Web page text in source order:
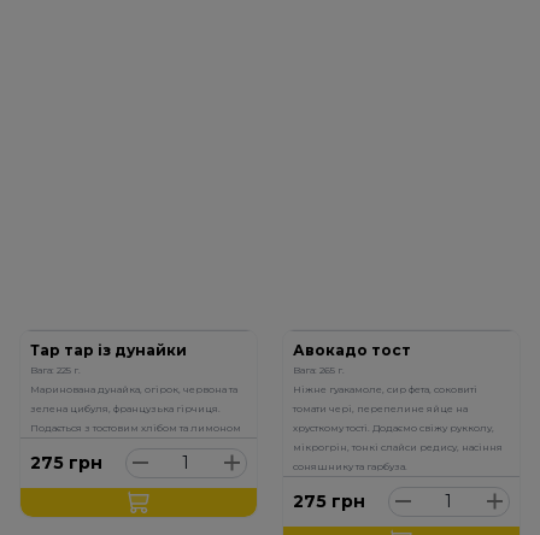
Тар тар із дунайки
Вага: 225 г.
Маринована дунайка, огірок, червона та
зелена цибуля, французька гірчиця.
Подається з тостовим хлібом та лимоном
275 грн
Авокадо тост
Вага: 265 г.
Ніжне гуакамоле, сир фета, соковиті
томати чері, перепелине яйце на
хрусткому тості. Додаємо свіжу рукколу,
мікрогрін, тонкі слайси редису, насіння
соняшнику та гарбуза.
275 грн